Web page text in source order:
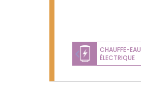
CHAUFFE-EAU
ÉLECTRIQUE
Previous